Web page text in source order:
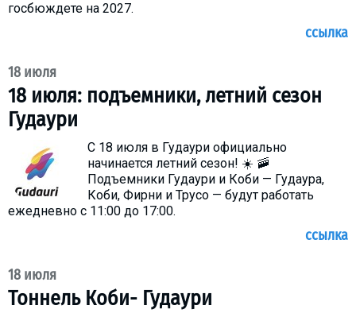
госбюждете на 2027.
ссылка
18 июля
18 июля: подъемники, летний сезон
Гудаури
С 18 июля в Гудаури официально
начинается летний сезон! ☀️ 🚠
Подъемники Гудаури и Коби — Гудаура,
Коби, Фирни и Трусо — будут работать
ежедневно с 11:00 до 17:00.
ссылка
18 июля
Тоннель Коби- Гудаури
Мобильная связь
Отчеты
Безопасность